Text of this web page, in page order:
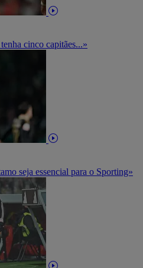
cinco capitães...»
seja essencial para o Sporting»